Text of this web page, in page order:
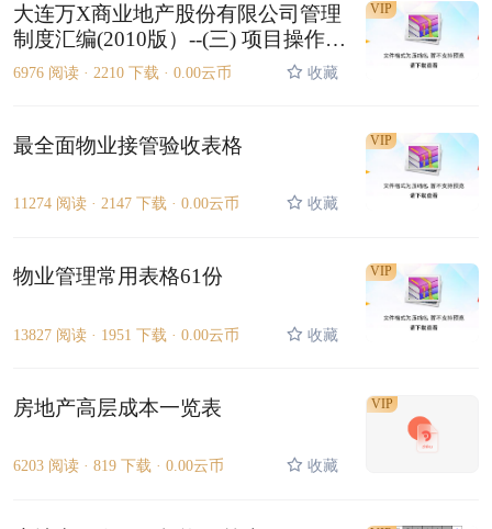
大连万X商业地产股份有限公司管理
制度汇编(2010版）--(三) 项目操作指
引手册280P
6976 阅读 · 2210 下载 · 0.00云币 收藏
VIP
最全面物业接管验收表格
11274 阅读 · 2147 下载 · 0.00云币 收藏
VIP
物业管理常用表格61份
13827 阅读 · 1951 下载 · 0.00云币 收藏
VIP
房地产高层成本一览表
6203 阅读 · 819 下载 · 0.00云币 收藏
VIP